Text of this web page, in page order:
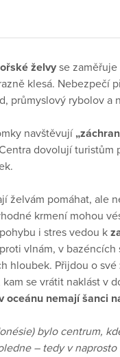
želvy se
klesá. Nebezpečí
průmyslový rybolov a
navštěvují
dovolují
želvám pomáhat, ale
krmení mohou
i stres vedou k
vlnám, v
hloubek. Přijdou o své
se vrátit naklást v
oceánu nemají šanci
bylo centrum,
– tedy v